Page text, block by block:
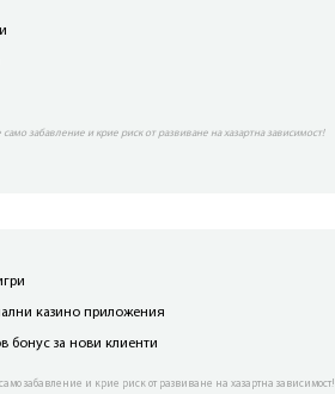
само забавление и крие риск от развиване на хазартна зависимост!
казино приложения
бонус за нови клиенти
забавление и крие риск от развиване на хазартна зависимост!